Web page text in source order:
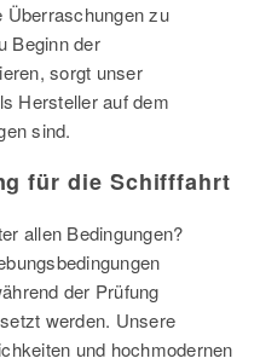
Überraschungen zu
Beginn der
sorgt unser
Hersteller auf dem
sind.
für die Schifffahrt
allen Bedingungen?
der Prüfung
werden. Unsere
und hochmodernen